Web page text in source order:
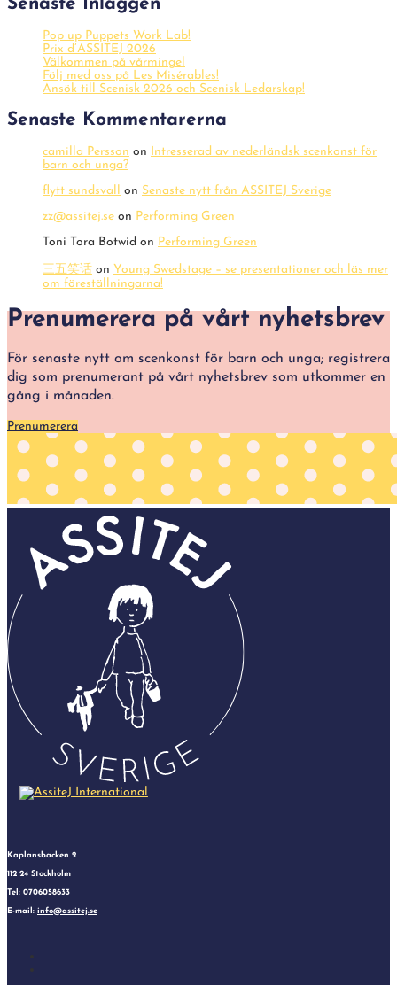
Senaste Inläggen
Pop up Puppets Work Lab!
Prix d’ASSITEJ 2026
Välkommen på vårmingel
Följ med oss på Les Misérables!
Ansök till Scenisk 2026 och Scenisk Ledarskap!
Senaste Kommentarerna
camilla Persson on
Intresserad av nederländsk scenkonst för
barn och unga?
flytt sundsvall
on Senaste nytt från ASSITEJ Sverige
zz@assitej.se on Performing Green
Toni Tora Botwid on Performing Green
三五笑话 on Young Swedstage – se presentationer och läs mer
om föreställningarna!
Prenumerera på vårt nyhetsbrev
För senaste nytt om scenkonst för barn och unga; registrera
dig som prenumerant på vårt nyhetsbrev som utkommer en
gång i månaden.
Prenumerera
Kaplansbacken 2
112 24 Stockholm
Tel: 0706058633
E-mail: info@assitej.se